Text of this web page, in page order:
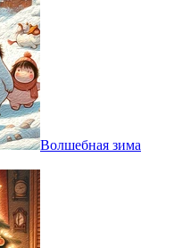
Волшебная зима